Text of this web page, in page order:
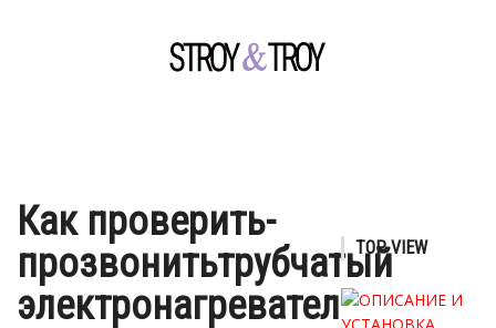
Как проверить-
прозвонитьтрубчатый
электронагреватель
TOP VIEW